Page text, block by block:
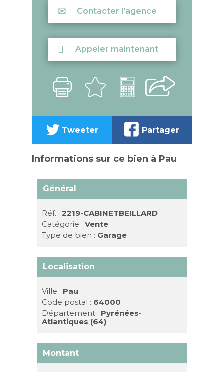
Contacter l'agence
Appeler maintenant
Tweeter Partager
Informations sur ce bien à Pau
Général
Réf. :2219-CABINETBEILLARD
Catégorie :Vente
Type de bien : Garage
Localisation
Ville : Pau
Code postal : 64000
Département : Pyrénées-
Atlantiques (64)
Montant